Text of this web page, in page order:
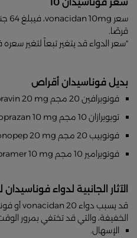
قرصًا.
"سعر الدواء قد يتغير تبعاً لتغير
بديل فوناسيدان أقراص
فونوبرافين 20 مجم Vonopravin 20 mg.
توبوبرازان 10 مجم Topoprazan 10 mg.
فونوبيب 20 مجم Vonopep 20 mg.
فونوبرامير 10 مجم Vonopramer 10 mg.
الآثار الجانبية لدواء
الخفيفة، والتي قد تختفي بمرور
الإسهال.